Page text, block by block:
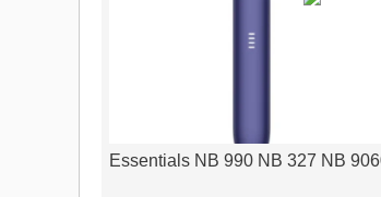
Essentials NB 990 NB 327 NB